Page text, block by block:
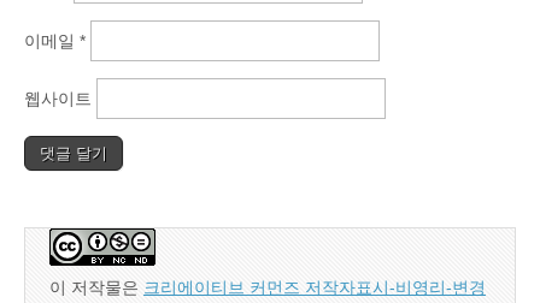
이메일 *
웹사이트
이 저작물은 크리에이티브 커먼즈 저작자표시-비영리-변경